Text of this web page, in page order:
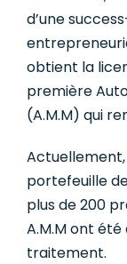
d’une
obtient la
première
(A.M.M) qui
Actuellement,
portefeuille
plus de 200
A.M.M ont
traitement.